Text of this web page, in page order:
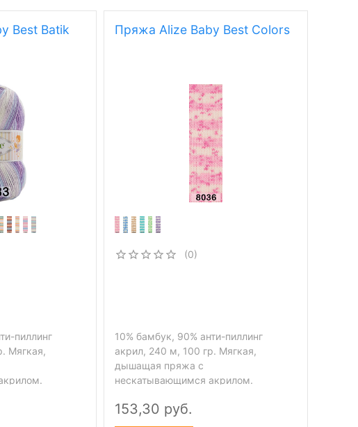
Best Batik
пиллинг
Мягкая,
Пряжа Alize Baby Best Colors
(0)
10% бамбук, 90% анти-пиллинг
акрил, 240 м, 100 гр. Мягкая,
дышащая пряжа с
нескатывающимся акрилом.
153,30 руб.